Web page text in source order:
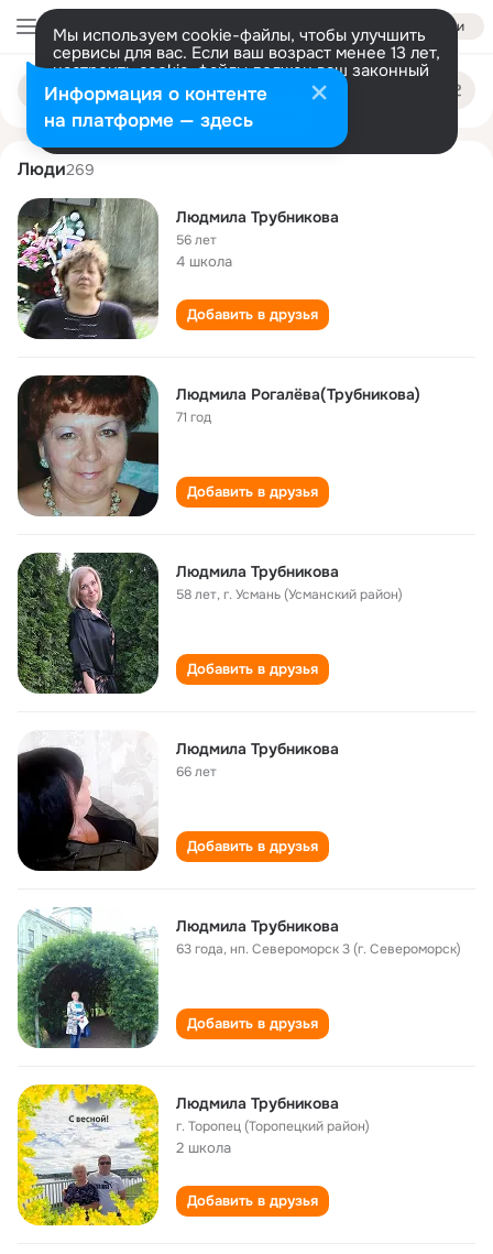
Войти
Мы используем cookie-файлы, чтобы улучшить
сервисы для вас. Если ваш возраст менее 13 лет,
настроить cookie-файлы должен ваш законный
представитель. Больше информации
Разрешить все Настроить
Поиск
людям
lyudmila trubnikova
Люди269
Людмила Трубникова
56 лет
4 школа
Добавить в друзья
Людмила Рогалёва(Трубникова)
71 год
Добавить в друзья
Людмила Трубникова
58 лет,г. Усмань (Усманский район)
Добавить в друзья
Людмила Трубникова
66 лет
Добавить в друзья
Людмила Трубникова
63 года,нп. Североморск 3 (г. Североморск)
Добавить в друзья
Людмила Трубникова
г. Торопец (Торопецкий район)
2 школа
Добавить в друзья
Информация о контенте
на платформе — здесь